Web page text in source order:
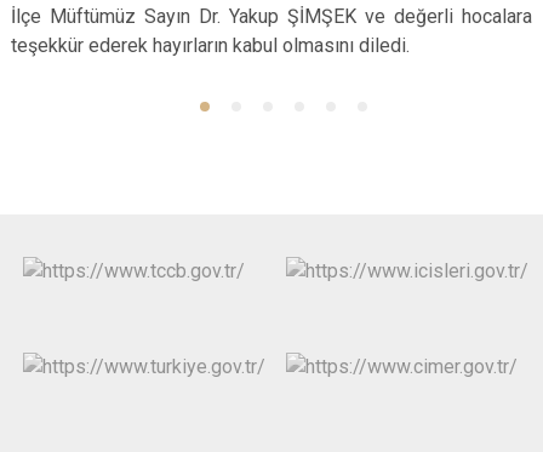
Kocaali
Serdivan
İlçe Müftümüz Sayın Dr. Yakup ŞİMŞEK ve değerli hocalara
teşekkür ederek hayırların kabul olmasını diledi.